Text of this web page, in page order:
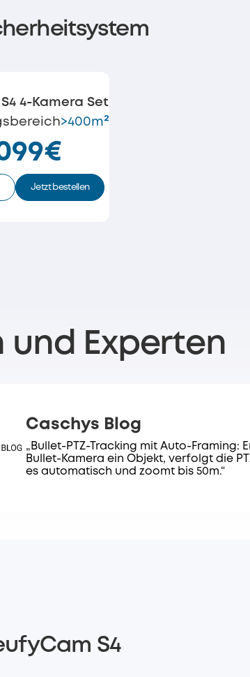
4-Kamera Set
>400m²
Jetzt bestellen
und Experten
Caschys Blog
„Bullet-PTZ-Tracking mit Auto-Framing:
Bullet-Kamera ein Objekt, verfolgt die
es automatisch und zoomt bis 50m.“
S4